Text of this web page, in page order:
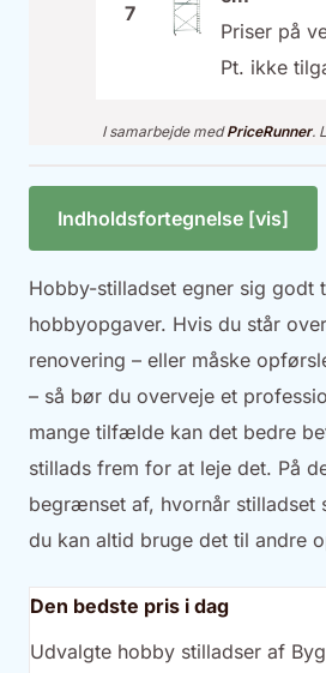
7
Priser på
Pt. ikke
I samarbejde medPriceRunner.
Indholdsfortegnelse [vis]
Hobby-stilladset egner sig godt
hobbyopgaver. Hvis du står
renovering – eller måske
– så bør du overveje et
mange tilfælde kan det bedre
stillads frem for at leje det. På
begrænset af, hvornår stilladset
du kan altid bruge det til andre
Den bedste pris i dag
Udvalgte hobby stilladser af